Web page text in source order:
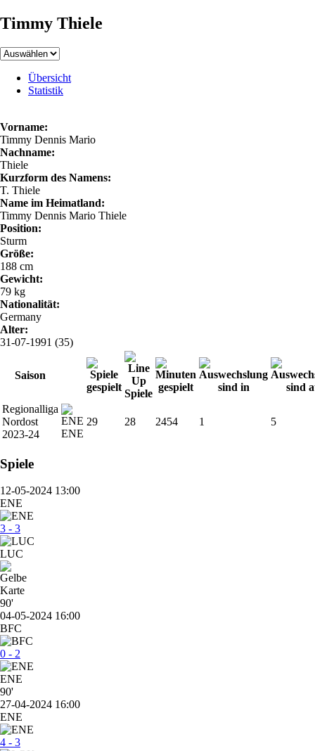
Timmy Thiele
Übersicht
Statistik
Vorname:
Timmy Dennis Mario
Nachname:
Thiele
Kurzform des Namens:
T. Thiele
Name im Heimatland:
Timmy Dennis Mario Thiele
Position:
Sturm
Größe:
188 cm
Gewicht:
79 kg
Nationalität:
Germany
Alter:
31-07-1991 (35)
Saison
Regionalliga
Nordost
2023-24
ENE
29 28 2454 1 5
Spiele
12-05-2024 13:00
ENE
3 - 3
LUC
90'
04-05-2024 16:00
BFC
0 - 2
ENE
90'
27-04-2024 16:00
ENE
4 - 3